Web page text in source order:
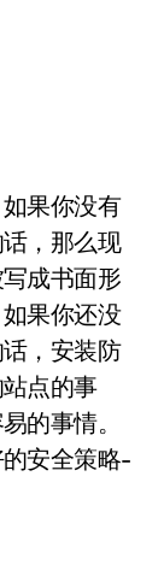
果你没有
，那么现
成书面形
果你还没
，安装防
点的事
的事情。
安全策略-